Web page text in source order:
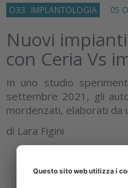
O33 IMPLANTOLOGIA 05
Nuovi
con Ceria Vs
In uno studio
settembre 2021, gli
mordenzati, elaborati da
di Lara Figini